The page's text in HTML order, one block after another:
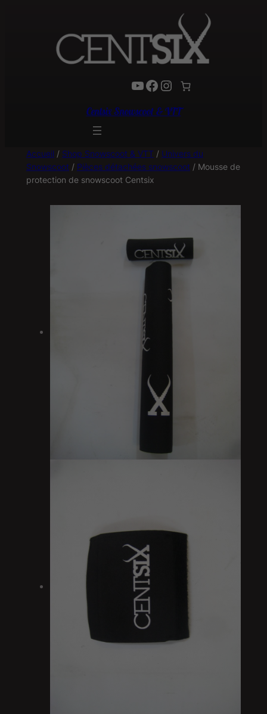
YouTube Facebook Instagram
Centsix Snowscoot & VTT
Accueil / Shop Snowscoot & VTT / Univers du
Snowscoot / Pièces détachées snowscoot / Mousse de
protection de snowscoot Centsix